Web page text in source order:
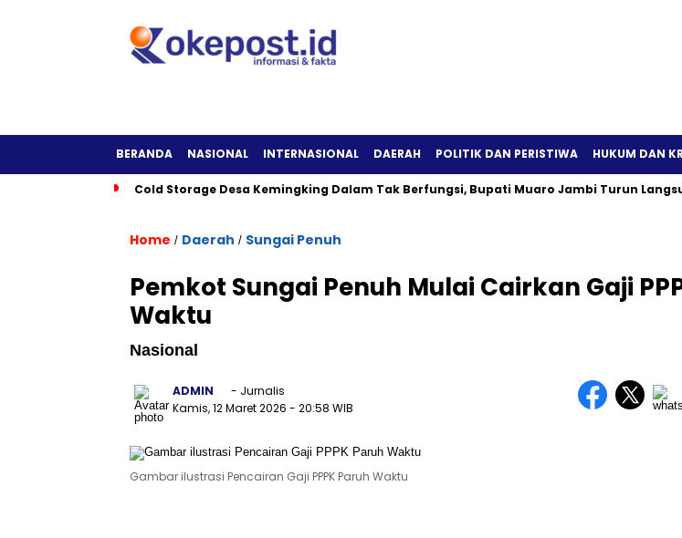
BERANDA NASIONAL INTERNASIONAL DAERAH POLITIK DAN PERISTIWA HUKUM DAN
Cold Storage Desa Kemingking Dalam Tak Berfungsi, Bupati Muaro Jambi Turun
Home / Daerah / Sungai Penuh
Pemkot Sungai Penuh Mulai Cairkan Gaji
Waktu
Nasional
ADMIN
- Jurnalis
Kamis, 12 Maret 2026 - 20:58 WIB
Gambar ilustrasi Pencairan Gaji PPPK Paruh Waktu